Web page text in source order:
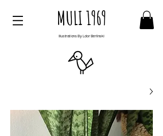
MULI 1969
Illustrations By Ldor Berlinski